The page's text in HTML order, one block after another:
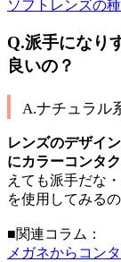
ソフトレンズの
Q.派手になり
良いの？
A.ナチュラル
レンズのデザイ
にカラーコンタ
えても派手だな
を使用してみる
■関連コラム：
メガネからコン